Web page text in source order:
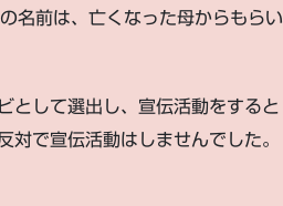
名前は、亡くなった母からもらい
として選出し、宣伝活動をすると
で宣伝活動はしませんでした。